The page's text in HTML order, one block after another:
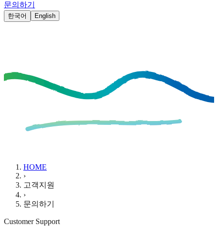
문의하기
한국어 English
HOME
›
고객지원
›
문의하기
Customer Support